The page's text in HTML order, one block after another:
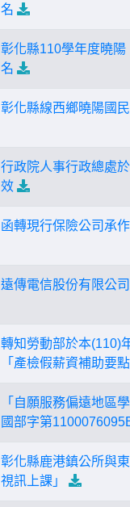
名
彰化縣110學年度曉
名
彰化縣線西鄉曉陽國
行政院人事行政總處
效
函轉現行保險公司承
遠傳電信股份有限公
轉知勞動部於本(110)
「產檢假薪資補助要
「自願服務偏遠地區
國部字第
彰化縣鹿港鎮公所與
視訊上課」